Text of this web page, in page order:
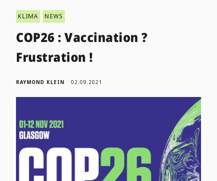
KLIMA NEWS
COP26 : Vaccination ?
Frustration !
RAYMOND KLEIN 02.09.2021